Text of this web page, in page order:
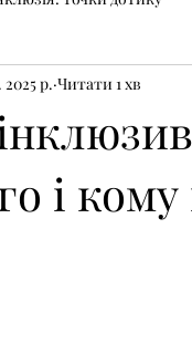
і кому
р. Читати 1 хв